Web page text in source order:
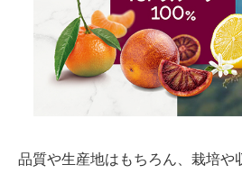
品質や生産地はもちろん、栽培や